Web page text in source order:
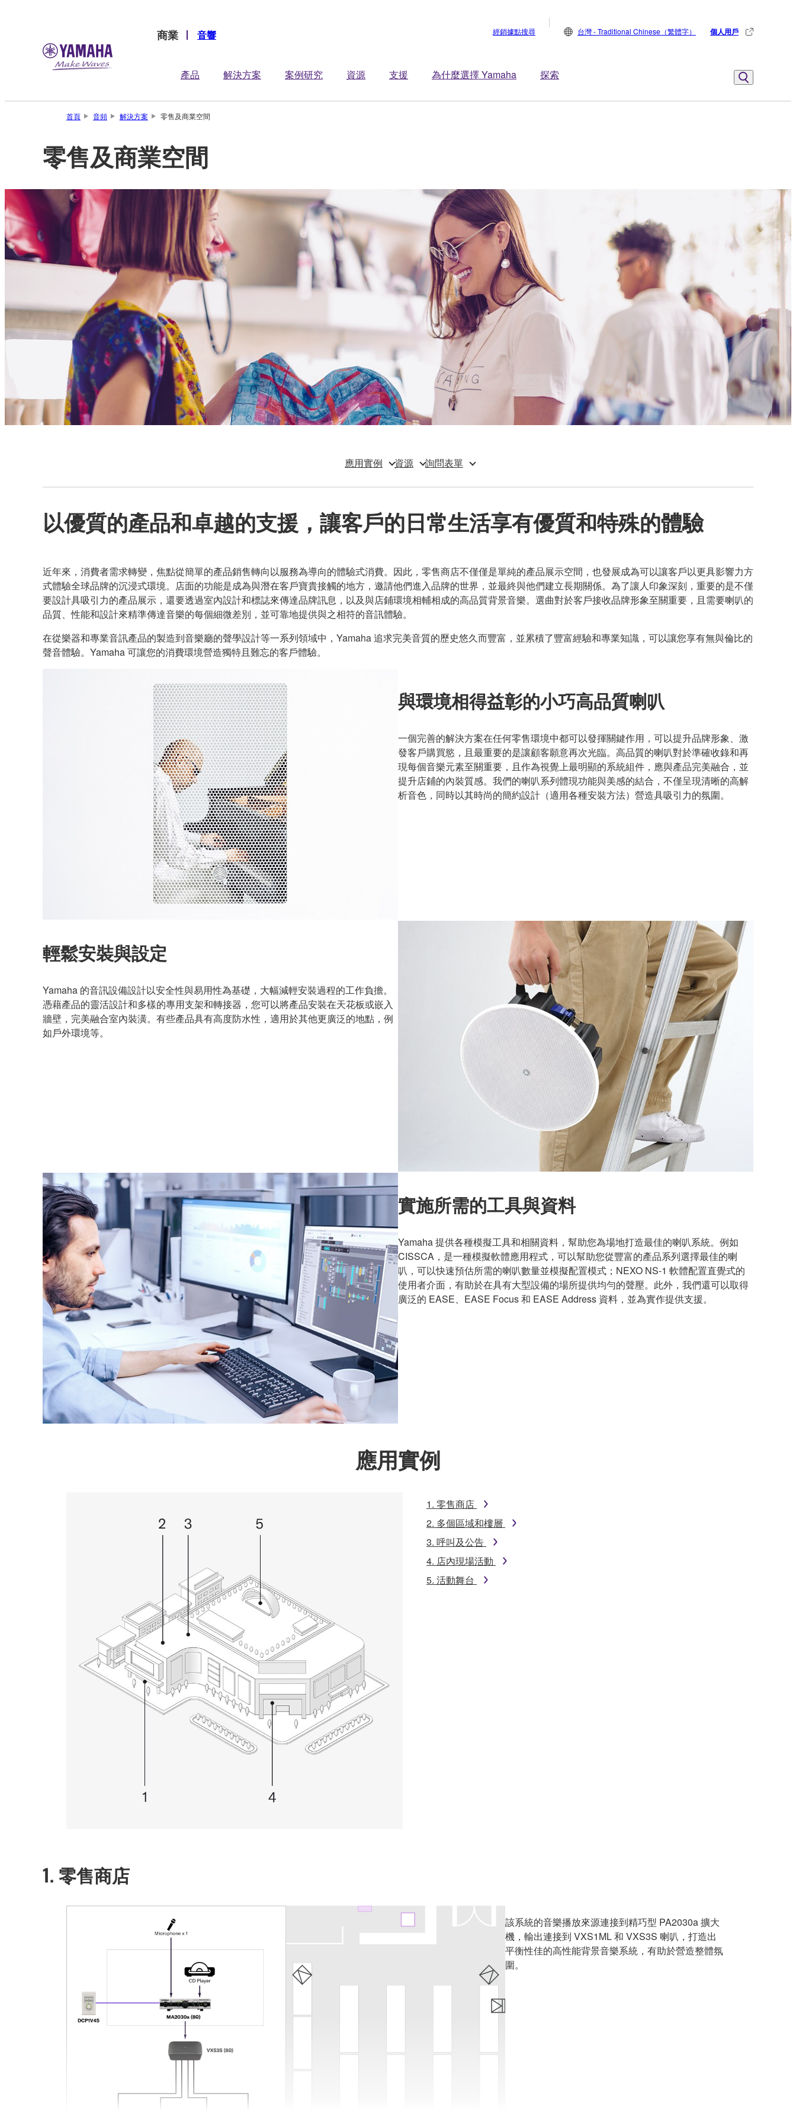
商業 音響
產品 解決方案 案例研究 資源 支援 為什麼選擇 Yamaha 探索
經銷據點搜尋 台灣 - Traditional Chinese（繁體字） 個人用戶
首頁 音頻 解決方案 零售及商業空間
零售及商業空間
應用實例 資源 詢問表單
以優質的產品和卓越的支援，讓客戶的日常生活享有優質和特殊的體驗
近年來，消費者需求轉變，焦點從簡單的產品銷售轉向以服務為導向的體驗式消費。因此，零售商店不僅僅是單純的產品展示空間，也發展成為可以讓客戶以更具影響力方
式體驗全球品牌的沉浸式環境。店面的功能是成為與潛在客戶寶貴接觸的地方，邀請他們進入品牌的世界，並最終與他們建立長期關係。為了讓人印象深刻，重要的是不僅
要設計具吸引力的產品展示，還要透過室內設計和標誌來傳達品牌訊息，以及與店鋪環境相輔相成的高品質背景音樂。選曲對於客戶接收品牌形象至關重要，且需要喇叭的
品質、性能和設計來精準傳達音樂的每個細微差別，並可靠地提供與之相符的音訊體驗。
在從樂器和專業音訊產品的製造到音樂廳的聲學設計等一系列領域中，Yamaha 追求完美音質的歷史悠久而豐富，並累積了豐富經驗和專業知識，可以讓您享有無與倫比的
聲音體驗。Yamaha 可讓您的消費環境營造獨特且難忘的客戶體驗。
與環境相得益彰的小巧高品質喇叭
一個完善的解決方案在任何零售環境中都可以發揮關鍵作用，可以提升品牌形象、激
發客戶購買慾，且最重要的是讓顧客願意再次光臨。高品質的喇叭對於準確收錄和再
現每個音樂元素至關重要，且作為視覺上最明顯的系統組件，應與產品完美融合，並
提升店鋪的內裝質感。我們的喇叭系列體現功能與美感的結合，不僅呈現清晰的高解
析音色，同時以其時尚的簡約設計（適用各種安裝方法）營造具吸引力的氛圍。
輕鬆安裝與設定
Yamaha 的音訊設備設計以安全性與易用性為基礎，大幅減輕安裝過程的工作負擔。
憑藉產品的靈活設計和多樣的專用支架和轉接器，您可以將產品安裝在天花板或嵌入
牆壁，完美融合室內裝潢。有些產品具有高度防水性，適用於其他更廣泛的地點，例
如戶外環境等。
實施所需的工具與資料
Yamaha 提供各種模擬工具和相關資料，幫助您為場地打造最佳的喇叭系統。例如
CISSCA，是一種模擬軟體應用程式，可以幫助您從豐富的產品系列選擇最佳的喇
叭，可以快速預估所需的喇叭數量並模擬配置模式；NEXO NS-1 軟體配置直覺式的
使用者介面，有助於在具有大型設備的場所提供均勻的聲壓。此外，我們還可以取得
廣泛的 EASE、EASE Focus 和 EASE Address 資料，並為實作提供支援。
應用實例
1. 零售商店
2. 多個區域和樓層
3. 呼叫及公告
4. 店內現場活動
5. 活動舞台
1. 零售商店
該系統的音樂播放來源連接到精巧型 PA2030a 擴大
機，輸出連接到 VXS1ML 和 VXS3S 喇叭，打造出
平衡性佳的高性能背景音樂系統，有助於營造整體氛
圍。